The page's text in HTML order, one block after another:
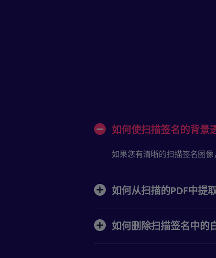
如何使扫描签名的背景
如果您有清晰的扫描签名图
如何从扫描的PDF中提
如何删除扫描签名中的